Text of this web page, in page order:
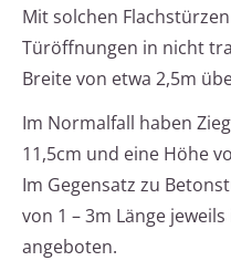
Mit solchen
Türöffnungen in nicht
Breite von etwa 2,5m
Im Normalfall haben
11,5cm und eine Höhe
Im Gegensatz zu
von 1 – 3m Länge
angeboten.